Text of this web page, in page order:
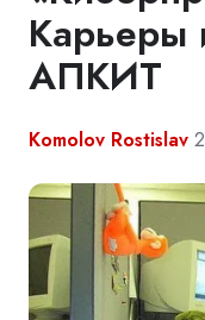
Карьеры
АПКИТ
Komolov Rostislav